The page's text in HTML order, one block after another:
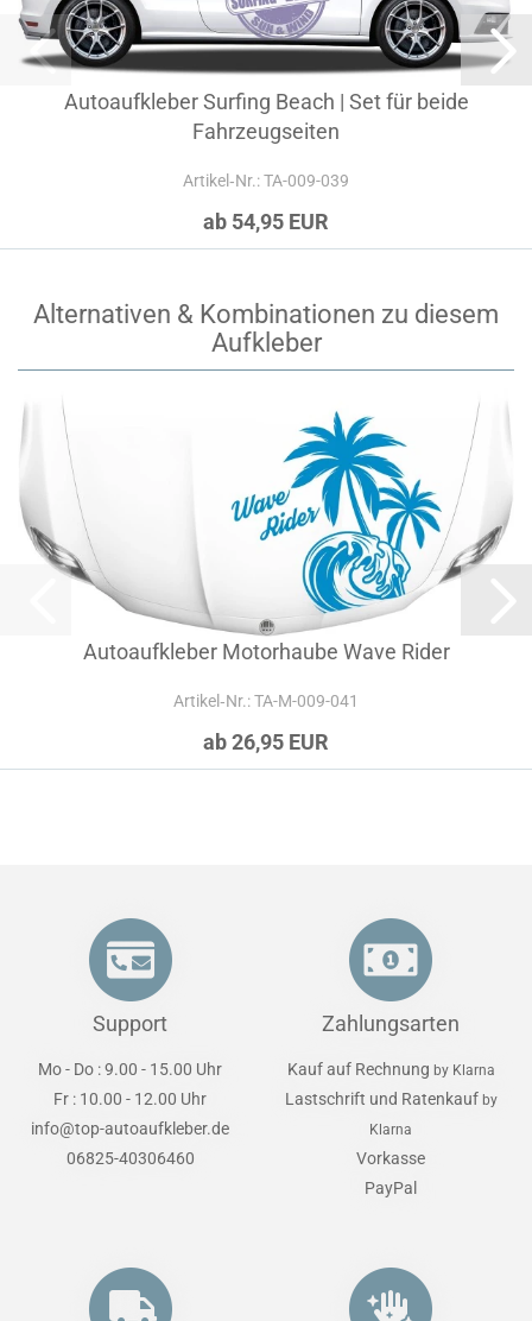
Autoaufkleber Surfing Beach | Set für beide
Fahrzeugseiten
Artikel‑Nr.: TA-009-039
ab 54,95 EUR
Alternativen & Kombinationen zu diesem
Aufkleber
Autoaufkleber Motorhaube Wave Rider
Artikel‑Nr.: TA-M-009-041
ab 26,95 EUR
Support
Mo - Do : 9.00 - 15.00 Uhr
Fr : 10.00 - 12.00 Uhr
info@top-autoaufkleber.de
06825-40306460
Zahlungsarten
Kauf auf Rechnung by Klarna
Lastschrift und Ratenkauf by
Klarna
Vorkasse
PayPal